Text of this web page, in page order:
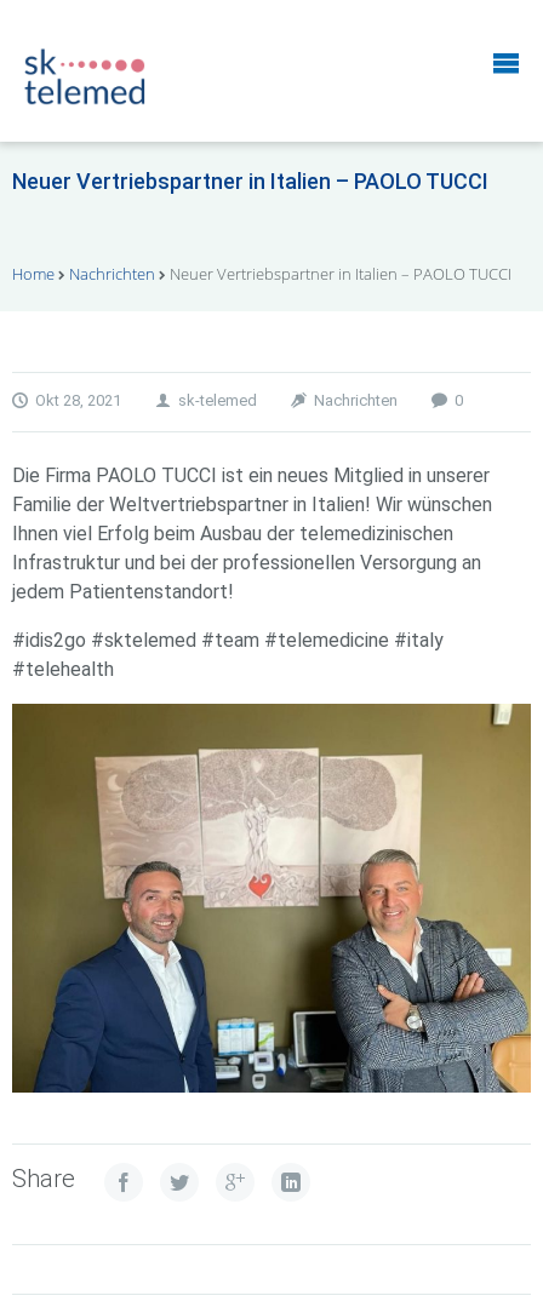
Neuer Vertriebspartner in Italien – PAOLO TUCCI
Home Nachrichten Neuer Vertriebspartner in Italien – PAOLO TUCCI
Okt 28, 2021 sk-telemed Nachrichten 0
Die Firma PAOLO TUCCI ist ein neues Mitglied in unserer
Familie der Weltvertriebspartner in Italien! Wir wünschen
Ihnen viel Erfolg beim Ausbau der telemedizinischen
Infrastruktur und bei der professionellen Versorgung an
jedem Patientenstandort!
#idis2go #sktelemed #team #telemedicine #italy
#telehealth
Share